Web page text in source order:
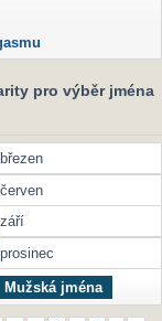
pro výběr jména
březen
červen
září
prosinec
Mužská jména